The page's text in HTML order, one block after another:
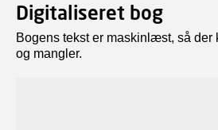
Digitaliseret bog
Bogens tekst er maskinlæst, så der
og mangler.